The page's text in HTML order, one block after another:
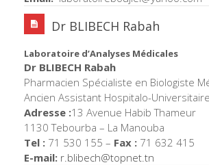
Dr BLIBECH Rabah
Laboratoire d’Analyses Médicales
Dr BLIBECH Rabah
Pharmacien Spécialiste en Biologiste
Ancien Assistant Hospitalo-Universitaire
Adresse :13 Avenue Habib Thameur
1130 Tebourba – La Manouba
Tel : 71 530 155 – Fax : 71 632 415
E-mail: r.blibech@topnet.tn